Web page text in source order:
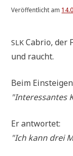
Veröffentlicht am
SLK Cabrio, der
und raucht.
Beim
"Inter­es­san­tes
Er ant­wor­tet:
"Ich kann drei